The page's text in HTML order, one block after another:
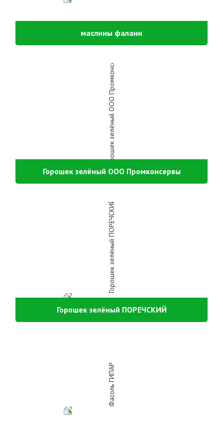
маслины фалани
Горошек зелёный ООО Промконсервы
Горошек зелёный ПОРЕЧСКИЙ